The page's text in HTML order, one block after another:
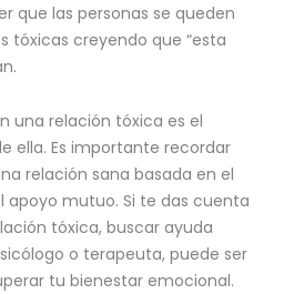
que las personas se queden
tóxicas creyendo que “esta
una relación tóxica es el
ella. Es importante recordar
relación sana basada en el
apoyo mutuo. Si te das cuenta
tóxica, buscar ayuda
o terapeuta, puede ser
tu bienestar emocional.